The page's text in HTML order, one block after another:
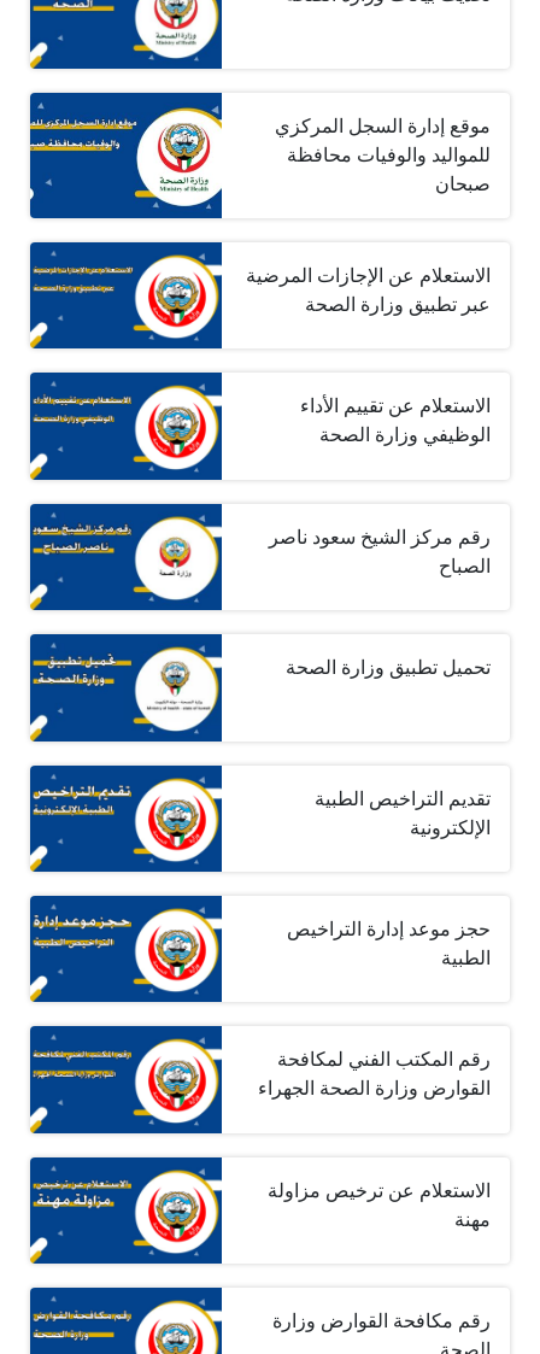
موقع إدارة السجل المركزي
للمواليد والوفيات محافظة
صبحان
الاستعلام عن الإجازات المرضية
عبر تطبيق وزارة الصحة
الاستعلام عن تقييم الأداء
الوظيفي وزارة الصحة
رقم مركز الشيخ سعود ناصر
الصباح
تحميل تطبيق وزارة الصحة
تقديم التراخيص الطبية
الإلكترونية
حجز موعد إدارة التراخيص
الطبية
رقم المكتب الفني لمكافحة
القوارض وزارة الصحة الجهراء
الاستعلام عن ترخيص مزاولة
مهنة
رقم مكافحة القوارض وزارة